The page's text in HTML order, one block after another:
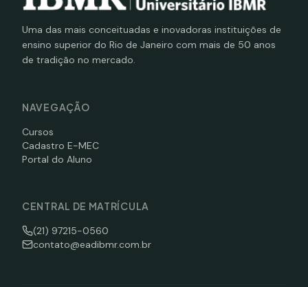
Uma das mais conceituadas e inovadoras instituições de
ensino superior do Rio de Janeiro com mais de 50 anos
de tradição no mercado.
NAVEGAÇÃO
Cursos
Cadastro E-MEC
Portal do Aluno
CENTRAL DE MATRÍCULA
(21) 97215-0560
contato@eadibmr.com.br